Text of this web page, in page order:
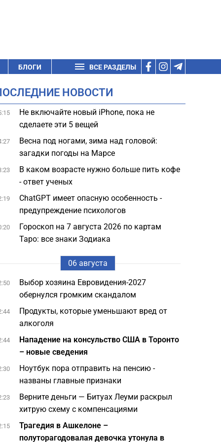
БЛОГИ ВСЕ РАЗДЕЛЫ
НОВОСТИ
Не включайте новый iPhone, пока не
сделаете эти 5 вещей
Весна под ногами, зима над головой:
загадки погоды на Марсе
В каком возрасте нужно больше пить кофе
- ответ ученых
ChatGPT имеет опасную особенность -
предупреждение психологов
Гороскоп на 7 августа 2026 по картам
Таро: все знаки Зодиака
06 августа
Выбор хозяина Евровидения-2027
обернулся громким скандалом
Продукты, которые уменьшают вред от
алкоголя
Нападение на консульство США в Торонто
– новые сведения
Ноутбук пора отправить на пенсию -
названы главные признаки
Верните деньги — Битуах Леуми раскрыл
хитрую схему с компенсациями
Трагедия в Ашкелоне –
полуторагодовалая девочка утонула в